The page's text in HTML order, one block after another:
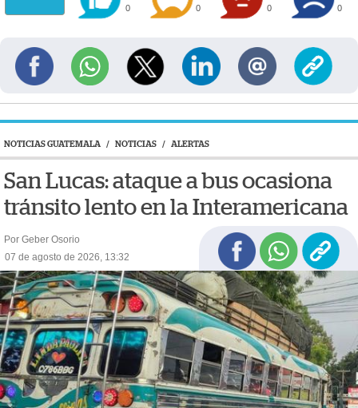
0 0 0 0
NOTICIAS GUATEMALA / NOTICIAS / ALERTAS
San Lucas: ataque a bus ocasiona
tránsito lento en la Interamericana
Por Geber Osorio
07 de agosto de 2026, 13:32